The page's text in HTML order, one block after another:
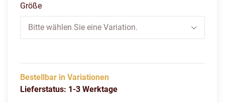
Größe
Bitte wählen Sie eine Variation.
Bestellbar in Variationen
Lieferstatus: 1-3 Werktage